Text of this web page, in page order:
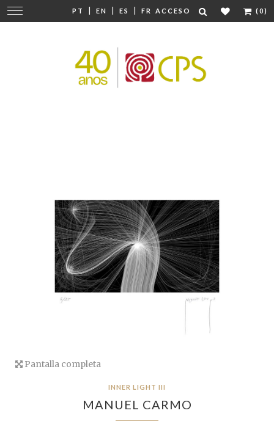
PT | EN | ES | FR ACCESO (0)
Cambiar
navegación
Pantalla completa
INNER LIGHT III
MANUEL CARMO